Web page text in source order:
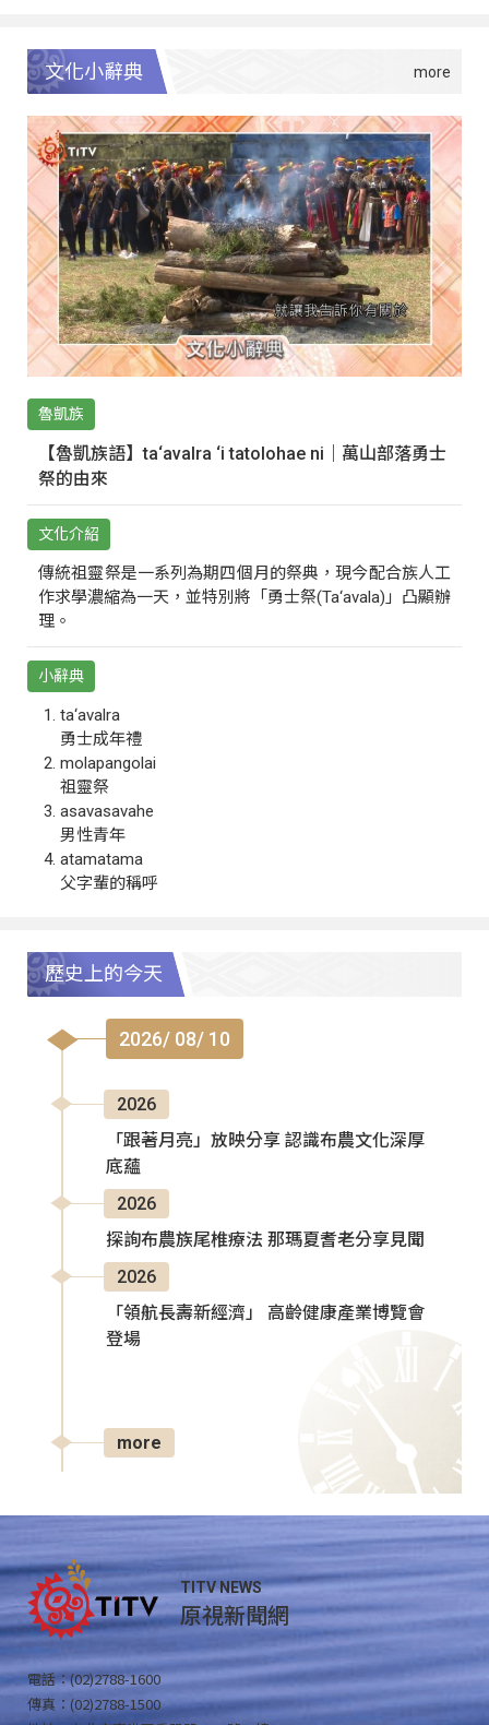
文化小辭典
魯凱族
【魯凱族語】ta‘avalra ‘i tatolohae ni｜萬山部落勇士
祭的由來
文化介紹
傳統祖靈祭是一系列為期四個月的祭典，現今配合族人工
作求學濃縮為一天，並特別將「勇士祭(Ta‘avala)」凸顯辦
理。
小辭典
ta‘avalra
勇士成年禮
molapangolai
祖靈祭
asavasavahe
男性青年
atamatama
父字輩的稱呼
歷史上的今天
2026/ 08/ 10
2026
「跟著月亮」放映分享 認識布農文化深厚
底蘊
2026
探詢布農族尾椎療法 那瑪夏耆老分享見聞
2026
「領航長壽新經濟」 高齡健康產業博覽會
登場
more
TITV NEWS
原視新聞網
電話：(02)2788-1600
傳真：(02)2788-1500